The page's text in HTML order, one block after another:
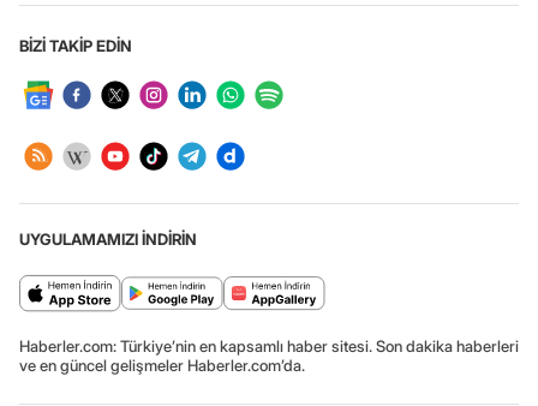
BİZİ TAKİP EDİN
UYGULAMAMIZI İNDİRİN
Haberler.com: Türkiye’nin en kapsamlı haber sitesi. Son dakika haberleri
ve en güncel gelişmeler Haberler.com’da.